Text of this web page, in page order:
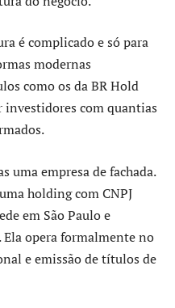
é complicado e só para
modernas
como os da BR Hold
investidores com quantias
uma empresa de fachada.
holding com CNPJ
em São Paulo e
opera formalmente no
e emissão de títulos de